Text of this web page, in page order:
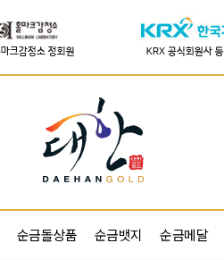
순금돌상품 순금뱃지 순금메달